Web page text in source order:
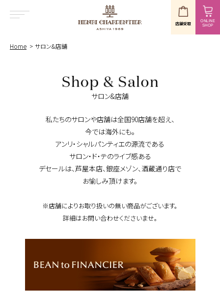
店舗受取 ONLINE
SHOP
Home サロン&店舗
サロン&店舗
私たちのサロンや店舗は全国90店舗を超え、
今では海外にも。
アンリ・シャルパンティエの源流である
サロン・ド・テのライブ感ある
デセールは、芦屋本店、銀座メゾン、酒蔵通り店で
お愉しみ頂けます。
※店舗によりお取り扱いの無い商品がございます。
詳細はお問い合わせくださいませ。